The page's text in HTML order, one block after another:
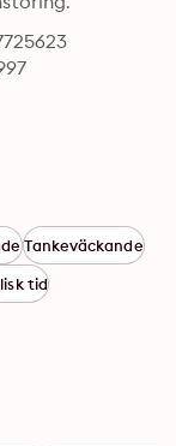
Tankeväckande
tid